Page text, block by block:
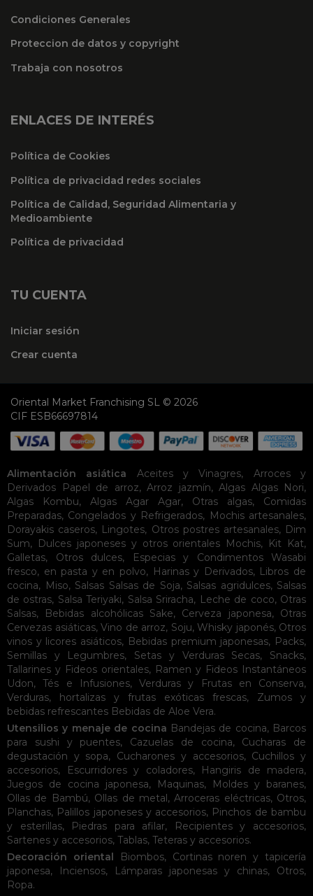
Condiciones Generales
Proteccion de datos y copyright
Trabaja con nosotros
ENLACES DE INTERÉS
Política de Cookies
Política de privacidad redes sociales
Política de Calidad, Seguridad Alimentaria y
Medioambiente
Política de privacidad
TU CUENTA
Iniciar sesión
Crear cuenta
Oriental Market Franchising SL © 2026
CIF ESB66697814
Alimentación asiática Aceites y Vinagres, Arroces y
Derivados
Papel de arroz, Arroz jazmín, Algas Algas Nori,
Algas Kombu, Algas Agar Agar, Otras algas, Comidas
Preparadas, Congelados y Refrigerados, Mochis artesanales,
Dorayakis caseros, Lingotes, Otros postres artesanales, Dim
Sum, Dulces japoneses y otros orientales Mochis, Kit Kat,
Galletas, Otros dulces, Especias y Condimentos
Wasabi
fresco, en pasta y en polvo, Harinas y Derivados, Libros de
cocina, Miso, Salsas Salsas de Soja, Salsas agridulces, Salsas
de ostras, Salsa Teriyaki, Salsa Sriracha, Leche de coco, Otras
Salsas, Bebidas alcohólicas Sake, Cerveza japonesa, Otras
Cervezas asiáticas, Vino de arroz, Soju, Whisky japonés, Otros
vinos y licores asiáticos, Bebidas premium japonesas, Packs,
Semillas y Legumbres, Setas y Verduras Secas, Snacks,
Tallarines y Fideos orientales, Ramen y Fideos Instantáneos
Udon,Tés e Infusiones, Verduras y Frutas en Conserva,
Verduras, hortalizas y frutas exóticas frescas, Zumos y
bebidas refrescantes Bebidas de Aloe Vera.
Utensilios y menaje de cocina Bandejas de cocina, Barcos
para sushi y puentes, Cazuelas de cocina, Cucharas de
degustación y sopa, Cucharones y accesorios, Cuchillos y
accesorios, Escurridores y coladores, Hangiris de madera,
Juegos de cocina japonesa, Maquinas, Moldes y baranes,
Ollas de Bambú, Ollas de metal,Arroceras eléctricas, Otros,
Planchas, Palillos japoneses y accesorios, Pinchos de bambu
y esterillas, Piedras para afilar, Recipientes y accesorios,
Sartenes y accesorios, Tablas, Teteras y accesorios.
Decoración oriental
Biombos, Cortinas noren y tapicería
japonesa, Inciensos, Lámparas japonesas y chinas, Otros,
Ropa.